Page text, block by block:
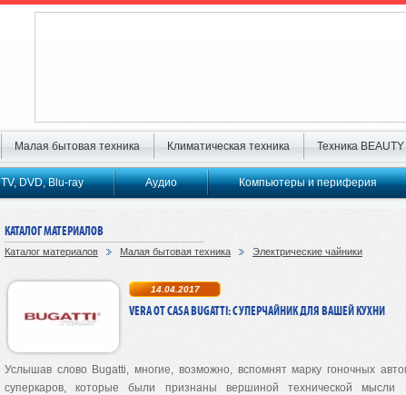
КАТАЛОГ МАТЕРИАЛОВ
Каталог материалов Малая бытовая техника Электрические чайники
14.04.2017
VERA ОТ CASA BUGATTI: СУПЕРЧАЙНИК ДЛЯ ВАШЕЙ КУХНИ
Услышав слово Bugatti, многие, возможно, вспомнят марку гоночных
суперкаров, которые были признаны вершиной технической мысли
Малая бытовая техника Климатическая техника Техника BEAUTY
TV, DVD, Blu-ray Аудио Компьютеры и периферия